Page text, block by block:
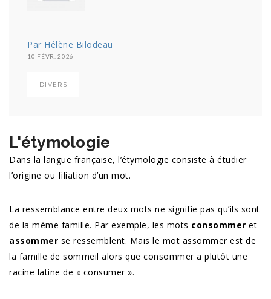
Par Hélène Bilodeau
10 FÉVR. 2026
DIVERS
L'étymologie
Dans la langue française, l’étymologie consiste à étudier
l’origine ou filiation d’un mot.
La ressemblance entre deux mots ne signifie pas qu’ils sont
de la même famille. Par exemple, les mots consommer et
assommer se ressemblent. Mais le mot assommer est de
la famille de sommeil alors que consommer a plutôt une
racine latine de « consumer ».